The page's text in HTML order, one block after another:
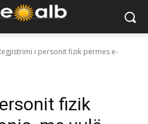
i personit fizik përmes e-
fizik